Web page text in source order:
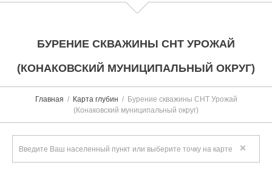
БУРЕНИЕ СКВАЖИНЫ СНТ УРОЖАЙ
(КОНАКОВСКИЙ МУНИЦИПАЛЬНЫЙ ОКРУГ)
Главная Карта глубин
Бурение скважины СНТ Урожай
(Конаковский муниципальный округ)